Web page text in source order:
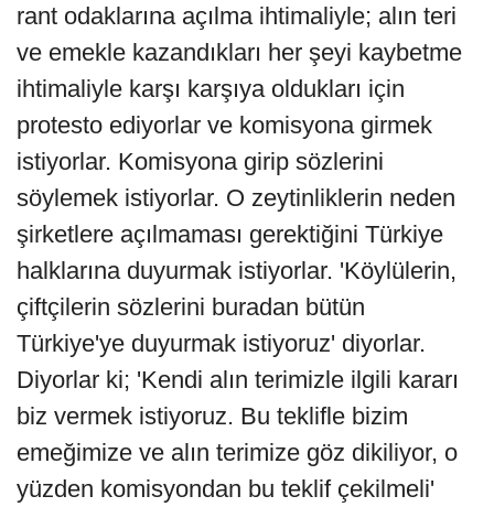
rant odaklarına açılma ihtimaliyle; alın teri
ve emekle kazandıkları her şeyi kaybetme
ihtimaliyle karşı karşıya oldukları için
protesto ediyorlar ve komisyona girmek
istiyorlar. Komisyona girip sözlerini
söylemek istiyorlar. O zeytinliklerin neden
şirketlere açılmaması gerektiğini Türkiye
halklarına duyurmak istiyorlar. 'Köylülerin,
çiftçilerin sözlerini buradan bütün
Türkiye'ye duyurmak istiyoruz' diyorlar.
Diyorlar ki; 'Kendi alın terimizle ilgili kararı
biz vermek istiyoruz. Bu teklifle bizim
emeğimize ve alın terimize göz dikiliyor, o
yüzden komisyondan bu teklif çekilmeli'